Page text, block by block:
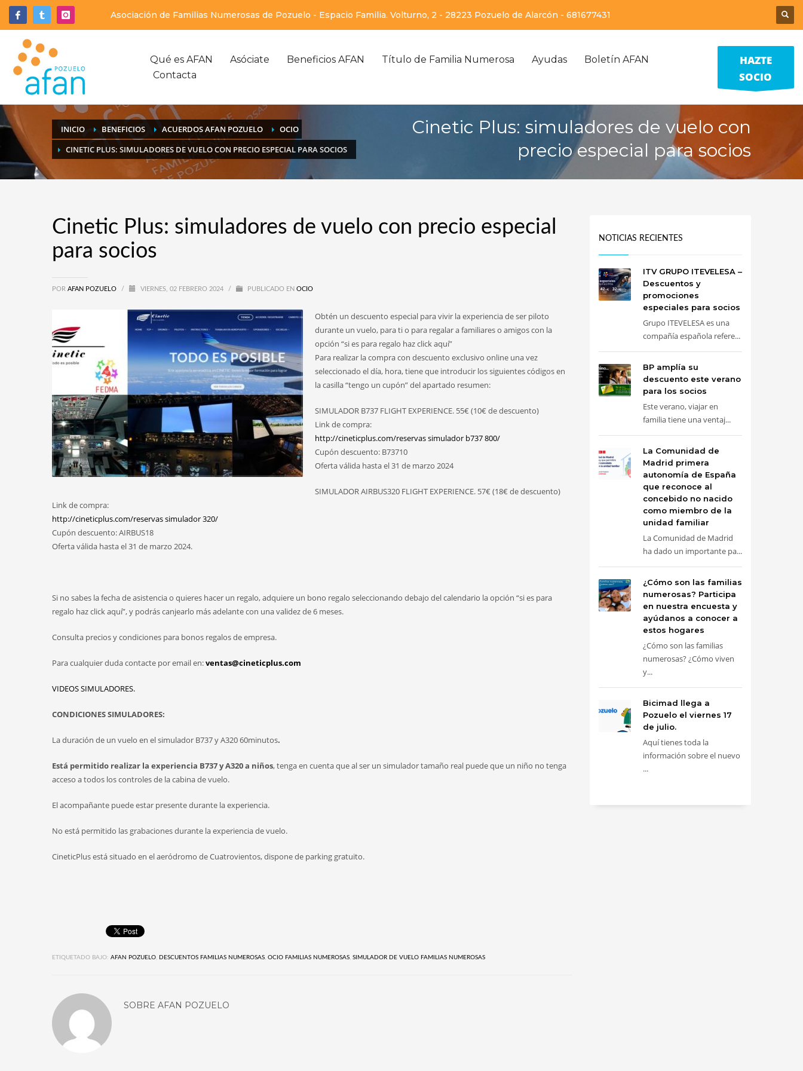
Asociación de Familias Numerosas de Pozuelo - Espacio Familia. Volturno, 2 - 28223 Pozuelo de Alarcón - 681677431
Qué es AFAN Asóciate Beneficios AFAN Título de Familia Numerosa Ayudas
Boletín AFAN
Contacta
HAZTE
SOCIO
INICIO BENEFICIOS ACUERDOS AFAN POZUELO
OCIO
CINETIC PLUS: SIMULADORES DE VUELO CON PRECIO ESPECIAL PARA SOCIOS
Cinetic Plus: simuladores de vuelo con
precio especial para socios
Cinetic Plus: simuladores de vuelo con precio especial
para socios
POR AFAN POZUELO / VIERNES, 02 FEBRERO 2024 / PUBLICADO EN OCIO
Obtén un descuento especial para vivir la experiencia de ser piloto
durante un vuelo, para ti o para regalar a familiares o amigos con la
opción “si es para regalo haz click aquí”
Para realizar la compra con descuento exclusivo online una vez
seleccionado el día, hora, tiene que introducir los siguientes códigos en
la casilla “tengo un cupón” del apartado resumen:
SIMULADOR B737 FLIGHT EXPERIENCE. 55€ (10€ de descuento)
Link de compra:
http://cineticplus.com/reservas simulador b737 800/
Cupón descuento: B73710
Oferta válida hasta el 31 de marzo 2024
SIMULADOR AIRBUS320 FLIGHT EXPERIENCE. 57€ (18€ de descuento)
Link de compra:
http://cineticplus.com/reservas simulador 320/
Cupón descuento: AIRBUS18
Oferta válida hasta el 31 de marzo 2024.
Si no sabes la fecha de asistencia o quieres hacer un regalo, adquiere un bono regalo seleccionando debajo del calendario la opción “si es para
regalo haz click aquí”, y podrás canjearlo más adelante con una validez de 6 meses.
Consulta precios y condiciones para bonos regalos de empresa.
Para cualquier duda contacte por email en:ventas@cineticplus.com
VIDEOS SIMULADORES.
CONDICIONES SIMULADORES:
La duración de un vuelo en el simulador B737 y A320 60minutos.
Está permitido realizar la experiencia B737 y A320 a niños, tenga en cuenta que al ser un simulador tamaño real puede que un niño no tenga
acceso a todos los controles de la cabina de vuelo.
El acompañante puede estar presente durante la experiencia.
No está permitido las grabaciones durante la experiencia de vuelo.
CineticPlus está situado en el aeródromo de Cuatrovientos, dispone de parking gratuito.
ETIQUETADO BAJO: AFAN POZUELO, DESCUENTOS FAMILIAS NUMEROSAS, OCIO FAMILIAS NUMEROSAS, SIMULADOR DE VUELO FAMILIAS NUMEROSAS
SOBRE AFAN POZUELO
NOTICIAS RECIENTES
ITV GRUPO ITEVELESA –
Descuentos y
promociones
especiales para socios
Grupo ITEVELESA es una
compañía española refere...
BP amplía su
descuento este verano
para los socios
Este verano, viajar en
familia tiene una ventaj...
La Comunidad de
Madrid primera
autonomía de España
que reconoce al
concebido no nacido
como miembro de la
unidad familiar
La Comunidad de Madrid
ha dado un importante pa...
¿Cómo son las familias
numerosas? Participa
en nuestra encuesta y
ayúdanos a conocer a
estos hogares
¿Cómo son las familias
numerosas? ¿Cómo viven
y...
Bicimad llega a
Pozuelo el viernes 17
de julio.
Aquí tienes toda la
información sobre el nuevo
...